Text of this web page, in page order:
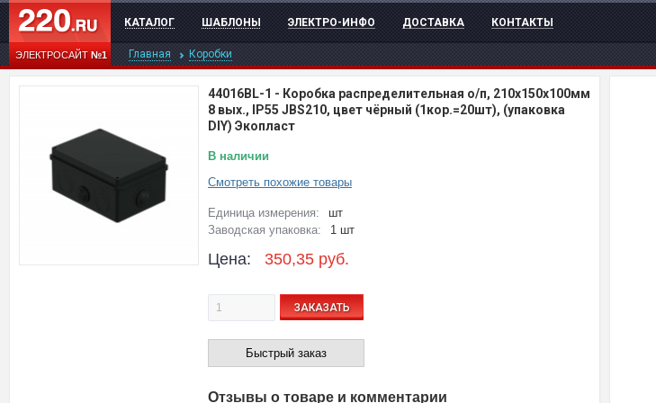
ЭЛЕКТРОСАЙТ№1
КАТАЛОГ ШАБЛОНЫ ЭЛЕКТРО-ИНФО ДОСТАВКА КОНТАКТЫ
Главная Коробки
44016BL-1 - Коробка распределительная о/п, 210х150х100мм
8 вых., IP55 JBS210, цвет чёрный (1кор.=20шт), (упаковка
DIY) Экопласт
В наличии
Смотреть похожие товары
Единица измерения:
шт
Заводская упаковка:
1 шт
Цена: 350,35 руб.
ЗАКАЗАТЬ
Быстрый заказ
Отзывы о товаре и комментарии